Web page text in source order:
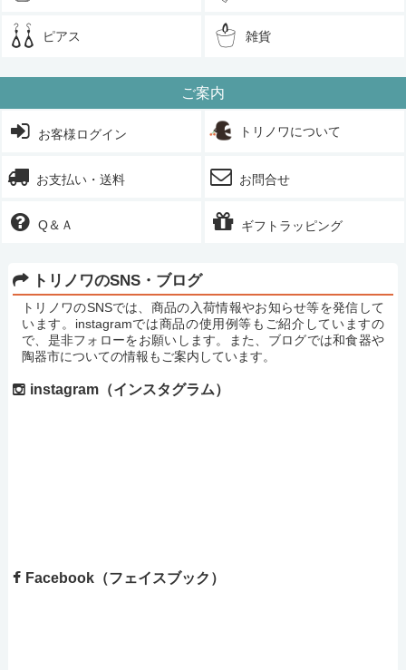
ピアス 雑貨
ご案内
お客様ログイン トリノワについて
お支払い・送料 お問合せ
Q＆Ａ ギフトラッピング
トリノワのSNS・ブログ
トリノワのSNSでは、商品の入荷情報やお知らせ等を発信して
います。instagramでは商品の使用例等もご紹介していますの
で、是非フォローをお願いします。また、ブログでは和食器や
陶器市についての情報もご案内しています。
instagram（インスタグラム）
Facebook（フェイスブック）